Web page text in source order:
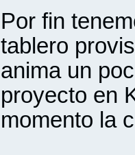
Por fin
tablero
anima un
proyecto en
momento la